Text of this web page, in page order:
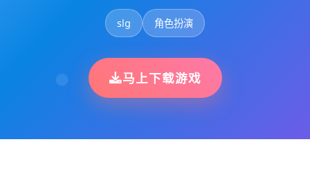
slg 角色扮演
马上下载游戏